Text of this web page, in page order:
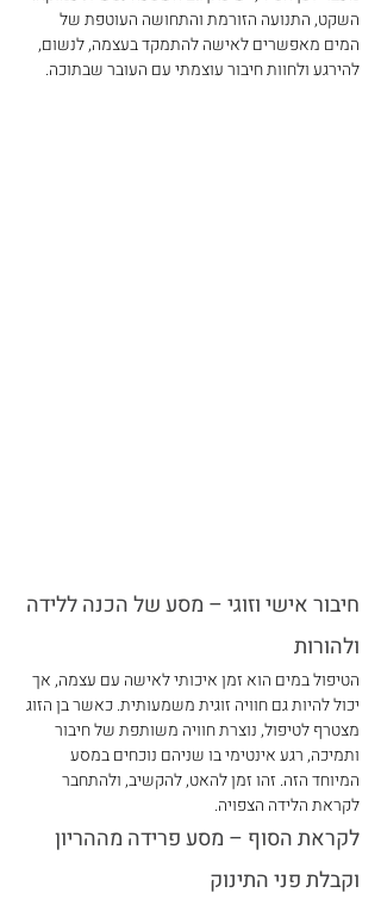
השקט, התנועה הזורמת והתחושה העוטפת של
המים מאפשרים לאישה להתמקד בעצמה, לנשום,
להירגע ולחוות חיבור עוצמתי עם העובר שבתוכה.
חיבור אישי וזוגי – מסע של הכנה ללידה
ולהורות
הטיפול במים הוא זמן איכותי לאישה עם עצמה, אך
יכול להיות גם חוויה זוגית משמעותית. כאשר בן הזוג
מצטרף לטיפול, נוצרת חוויה משותפת של חיבור
ותמיכה, רגע אינטימי בו שניהם נוכחים במסע
המיוחד הזה. זהו זמן להאט, להקשיב, ולהתחבר
לקראת הלידה הצפויה.
לקראת הסוף – מסע פרידה מההריון
וקבלת פני התינוק